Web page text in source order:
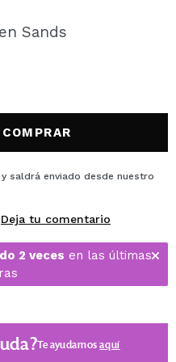
podrás realizar
el estado de tus
anteriores.
Sands
COMPRAR
y saldrá enviado desde nuestro
Deja tu comentario
2 veces en las últimas
Te ayudamosaquí